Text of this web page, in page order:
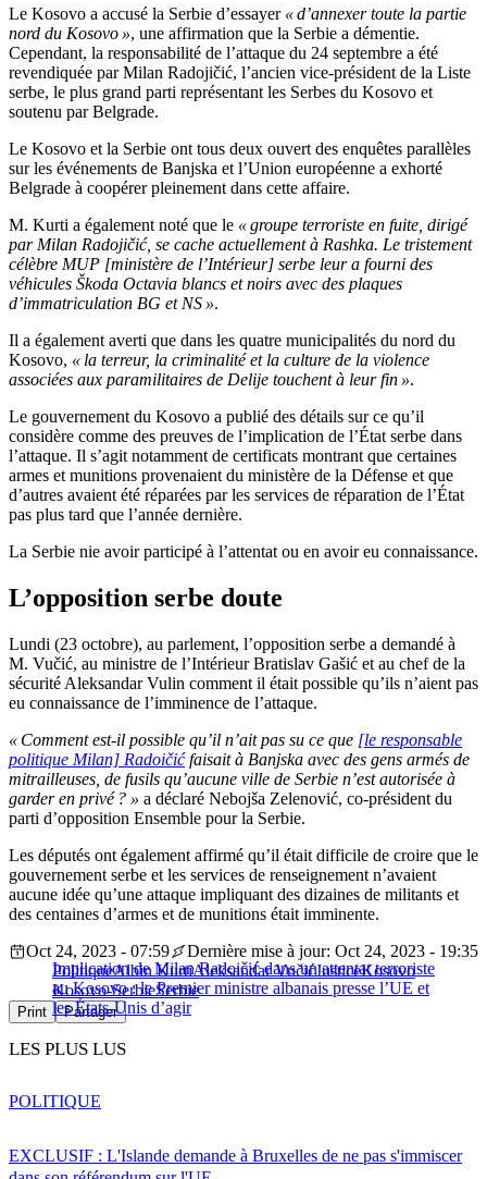
Le Kosovo a accusé la Serbie d’essayer « d’annexer toute la partie
nord du Kosovo », une affirmation que la Serbie a démentie.
Cependant, la responsabilité de l’attaque du 24 septembre a été
revendiquée par Milan Radojičić, l’ancien vice-président de la Liste
serbe, le plus grand parti représentant les Serbes du Kosovo et
soutenu par Belgrade.
Le Kosovo et la Serbie ont tous deux ouvert des enquêtes parallèles
sur les événements de Banjska et l’Union européenne a exhorté
Belgrade à coopérer pleinement dans cette affaire.
M. Kurti a également noté que le « groupe terroriste en fuite, dirigé
par Milan Radojičić, se cache actuellement à Rashka. Le tristement
célèbre MUP [ministère de l’Intérieur] serbe leur a fourni des
véhicules Škoda Octavia blancs et noirs avec des plaques
d’immatriculation BG et NS ».
Il a également averti que dans les quatre municipalités du nord du
Kosovo, « la terreur, la criminalité et la culture de la violence
associées aux paramilitaires de Delije touchent à leur fin ».
Le gouvernement du Kosovo a publié des détails sur ce qu’il
considère comme des preuves de l’implication de l’État serbe dans
l’attaque. Il s’agit notamment de certificats montrant que certaines
armes et munitions provenaient du ministère de la Défense et que
d’autres avaient été réparées par les services de réparation de l’État
pas plus tard que l’année dernière.
La Serbie nie avoir participé à l’attentat ou en avoir eu connaissance.
L’opposition serbe doute
Lundi (23 octobre), au parlement, l’opposition serbe a demandé à
M. Vučić, au ministre de l’Intérieur Bratislav Gašić et au chef de la
sécurité Aleksandar Vulin comment il était possible qu’ils n’aient pas
eu connaissance de l’imminence de l’attaque.
« Comment est-il possible qu’il n’ait pas su ce que [le responsable
politique Milan] Radoičićfaisait à Banjska avec des gens armés de
mitrailleuses, de fusils qu’aucune ville de Serbie n’est autorisée à
garder en privé ? » a déclaré Nebojša Zelenović, co-président du
parti d’opposition Ensemble pour la Serbie.
Les députés ont également affirmé qu’il était difficile de croire que le
gouvernement serbe et les services de renseignement n’avaient
aucune idée qu’une attaque impliquant des dizaines de militants et
des centaines d’armes et de munitions était imminente.
Implication de Milan Radoičić dans un attentat terroriste
au Kosovo : le Premier ministre albanais presse l’UE et
les États-Unis d’agir
Oct 24, 2023 - 07:59
Dernière mise à jour: Oct 24, 2023 - 19:35
PolitiqueAlbin KurtiAleksandar VučićJusticeKosovo
Kosovo-SerbieSerbie
Print Partager
LES PLUS LUS
EXCLUSIF : L'Islande demande à Bruxelles de ne pas s'immiscer
POLITIQUE